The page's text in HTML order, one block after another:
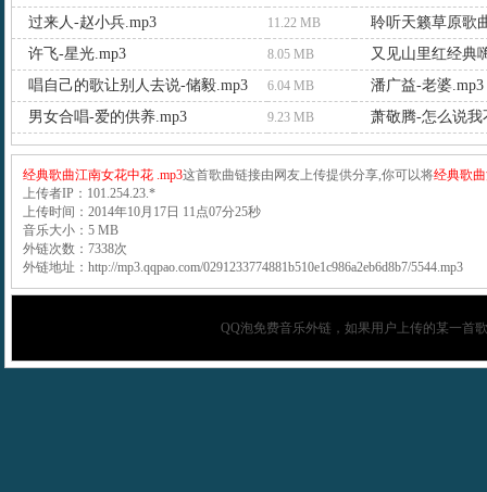
过来人-赵小兵.mp3
11.22 MB
聆听天籁草原歌
许飞-星光.mp3
8.05 MB
又见山里红经典
唱自己的歌让别人去说-储毅.mp3
6.04 MB
潘广益-老婆.mp3
男女合唱-爱的供养.mp3
9.23 MB 萧敬腾-怎么说我
经典歌曲江南女花中花 .mp3这首歌曲链接由网友上传提供分享,你可以将经典歌
上传者IP：101.254.23.*
上传时间：2014年10月17日 11点07分25秒
音乐大小：5 MB
外链次数：7338次
外链地址：http://mp3.qqpao.com/0291233774881b510e1c986a2eb6d8b7/5544.mp3
QQ泡免费音乐外链，如果用户上传的某一首